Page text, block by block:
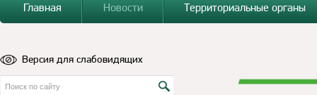
Главная
Новости Территориальные органы
Версия для слабовидящих